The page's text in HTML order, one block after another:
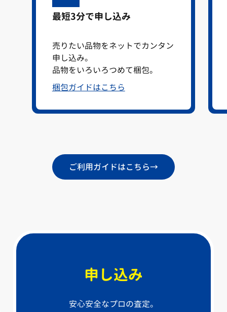
最短3分で申し込み
売りたい品物をネットでカンタン
申し込み。
品物をいろいろつめて梱包。
梱包ガイドはこちら
ご利用ガイドはこちら→
申し込み
安心安全なプロの査定。